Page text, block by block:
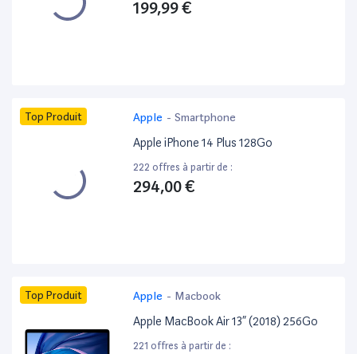
199,99 €
Top Produit Apple - Smartphone
Apple iPhone 14 Plus 128Go
222 offres à partir de :
294,00 €
Top Produit Apple - Macbook
Apple MacBook Air 13” (2018) 256Go
221 offres à partir de :